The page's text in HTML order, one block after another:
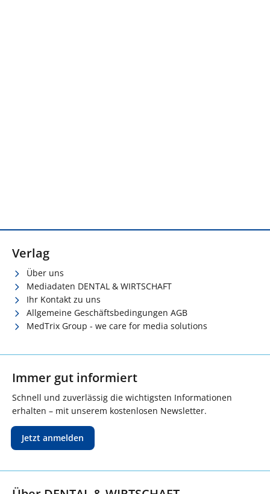
Verlag
Über uns
Mediadaten DENTAL & WIRTSCHAFT
Ihr Kontakt zu uns
Allgemeine Geschäftsbedingungen AGB
MedTrix Group - we care for media solutions
Immer gut informiert
Schnell und zuverlässig die wichtigsten Informationen
erhalten – mit unserem kostenlosen Newsletter.
Jetzt anmelden